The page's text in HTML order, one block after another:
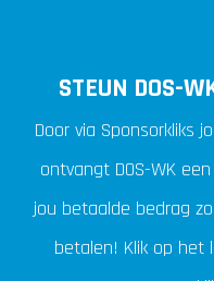
STEUN DOS-
Door via Sponsorkliks
ontvangt DOS-WK
jou betaalde bedrag
betalen! Klik op het